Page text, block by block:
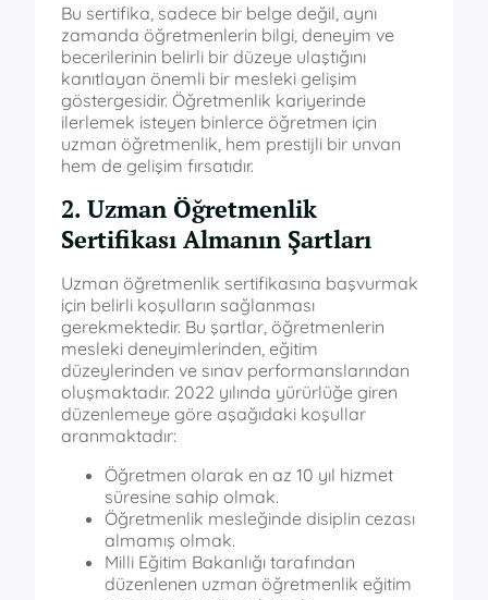
Bu sertifika, sadece bir belge değil, aynı
zamanda öğretmenlerin bilgi, deneyim ve
becerilerinin belirli bir düzeye ulaştığını
kanıtlayan önemli bir mesleki gelişim
göstergesidir. Öğretmenlik kariyerinde
ilerlemek isteyen binlerce öğretmen için
uzman öğretmenlik, hem prestijli bir unvan
hem de gelişim fırsatıdır.
2. Uzman Öğretmenlik
Sertifikası Almanın Şartları
Uzman öğretmenlik sertifikasına başvurmak
için belirli koşulların sağlanması
gerekmektedir. Bu şartlar, öğretmenlerin
mesleki deneyimlerinden, eğitim
düzeylerinden ve sınav performanslarından
oluşmaktadır. 2022 yılında yürürlüğe giren
düzenlemeye göre aşağıdaki koşullar
aranmaktadır:
Öğretmen olarak en az 10 yıl hizmet
süresine sahip olmak.
Öğretmenlik mesleğinde disiplin cezası
almamış olmak.
Milli Eğitim Bakanlığı tarafından
düzenlenen uzman öğretmenlik eğitim